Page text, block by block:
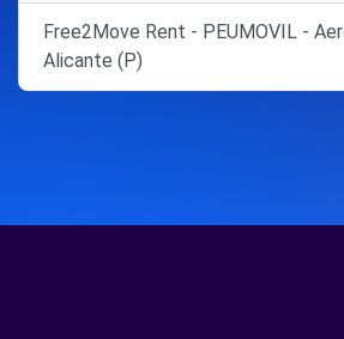
Free2Move Rent - PEUMOVIL -
Alicante (P)